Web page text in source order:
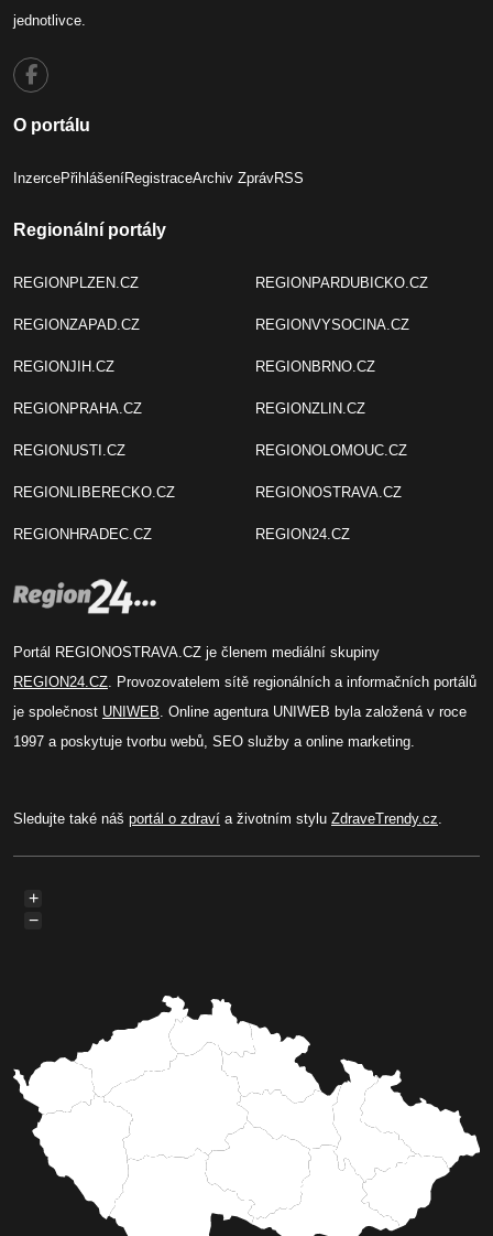
jednotlivce.
O portálu
InzercePřihlášeníRegistraceArchiv ZprávRSS
Regionální portály
REGIONPLZEN.CZ
REGIONZAPAD.CZ
REGIONJIH.CZ
REGIONPRAHA.CZ
REGIONUSTI.CZ
REGIONLIBERECKO.CZ
REGIONHRADEC.CZ
REGIONPARDUBICKO.CZ
REGIONVYSOCINA.CZ
REGIONBRNO.CZ
REGIONZLIN.CZ
REGIONOLOMOUC.CZ
REGIONOSTRAVA.CZ
REGION24.CZ
Portál REGIONOSTRAVA.CZ je členem mediální skupiny
REGION24.CZ . Provozovatelem sítě regionálních a informačních portálů
je společnost UNIWEB . Online agentura UNIWEB byla založená v roce
1997 a poskytuje tvorbu webů, SEO služby a online marketing.
Sledujte také náš portál o zdraví a životním stylu ZdraveTrendy.cz
+
−